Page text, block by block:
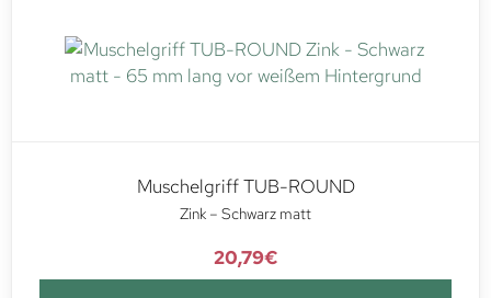
Muschelgriff TUB-ROUND
Zink – Schwarz matt
20,79€